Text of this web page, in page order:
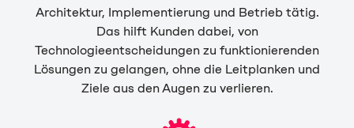
Architektur, Implementierung und Betrieb tätig.
Das hilft Kunden dabei, von
Technologieentscheidungen zu funktionierenden
Lösungen zu gelangen, ohne die Leitplanken und
Ziele aus den Augen zu verlieren.